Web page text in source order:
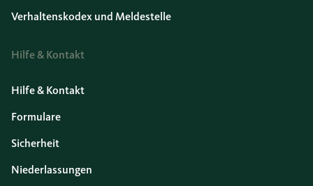
Verhaltenskodex und Meldestelle
Hilfe & Kontakt
Hilfe & Kontakt
Formulare
Sicherheit
Niederlassungen